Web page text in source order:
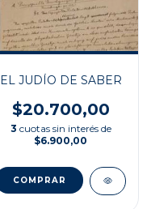
EL JUDÍO DE SABER
$20.700,00
3 cuotas sin interés de
$6.900,00